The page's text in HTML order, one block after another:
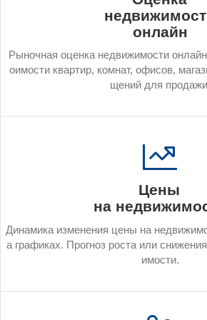
онлайн
Ры­ноч­ная оцен­ка нед­ви­жимос­ти
о­имос­ти квар­тир, ком­нат, офи­сов,
ще­ний для
Цены
на
Ди­нами­ка из­ме­нения це­ны на
а гра­фиках. Прог­ноз рос­та или
имос­ти.